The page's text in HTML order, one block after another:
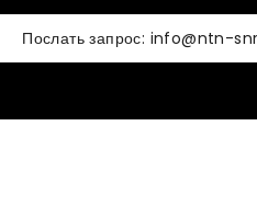
Послать запрос: info@ntn-